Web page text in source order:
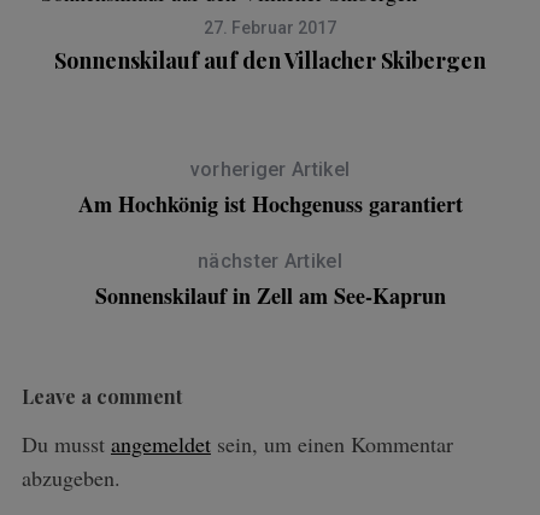
27. Februar 2017
Sonnenskilauf auf den Villacher Skibergen
vorheriger Artikel
Am Hochkönig ist Hochgenuss garantiert
nächster Artikel
Sonnenskilauf in Zell am See-Kaprun
Leave a comment
Du musst angemeldetsein, um einen Kommentar
abzugeben.